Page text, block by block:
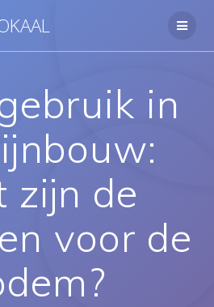
naar
in
zijn de
voor de